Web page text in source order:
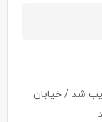
شد / خیابان